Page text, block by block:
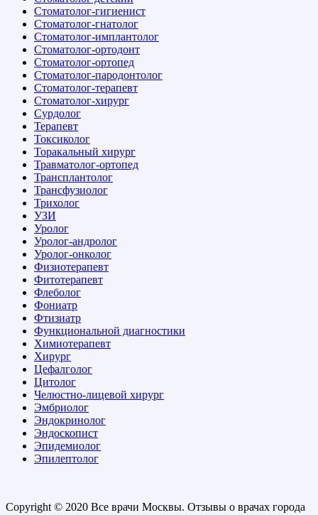
Стоматолог-гигиенист
Стоматолог-гнатолог
Стоматолог-имплантолог
Стоматолог-ортодонт
Стоматолог-ортопед
Стоматолог-пародонтолог
Стоматолог-терапевт
Стоматолог-хирург
Сурдолог
Терапевт
Токсиколог
Торакальный хирург
Травматолог-ортопед
Трансплантолог
Трансфузиолог
Трихолог
УЗИ
Уролог
Уролог-андролог
Уролог-онколог
Физиотерапевт
Фитотерапевт
Флеболог
Фониатр
Фтизиатр
Функциональной диагностики
Химиотерапевт
Хирург
Цефалголог
Цитолог
Челюстно-лицевой хирург
Эмбриолог
Эндокринолог
Эндоскопист
Эпидемиолог
Эпилептолог
Copyright © 2020 Все врачи Москвы. Отзывы о врачах города